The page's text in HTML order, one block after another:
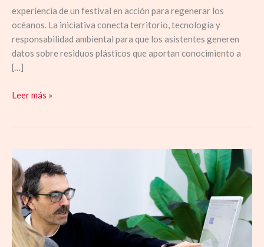
experiencia de un festival en acción para regenerar los
océanos. La iniciativa conecta territorio, tecnología y
responsabilidad ambiental para que los asistentes generen
datos sobre residuos plásticos que aportan conocimiento a
[…]
territorial
de
los
festivales
de
Leer más »
Agencia
Egos:
la
mayoría
de
webs
de